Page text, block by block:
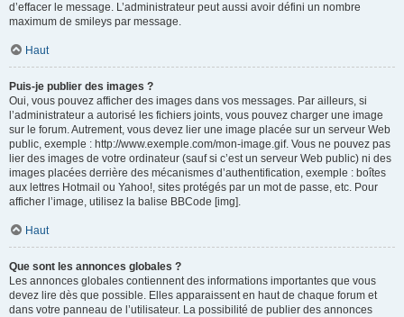
d’effacer le message. L’administrateur peut aussi avoir défini un nombre
maximum de smileys par message.
Haut
Puis-je publier des images ?
Oui, vous pouvez afficher des images dans vos messages. Par ailleurs, si
l’administrateur a autorisé les fichiers joints, vous pouvez charger une image
sur le forum. Autrement, vous devez lier une image placée sur un serveur Web
public, exemple : http://www.exemple.com/mon-image.gif. Vous ne pouvez pas
lier des images de votre ordinateur (sauf si c’est un serveur Web public) ni des
images placées derrière des mécanismes d’authentification, exemple : boîtes
aux lettres Hotmail ou Yahoo!, sites protégés par un mot de passe, etc. Pour
afficher l’image, utilisez la balise BBCode [img].
Haut
Que sont les annonces globales ?
Les annonces globales contiennent des informations importantes que vous
devez lire dès que possible. Elles apparaissent en haut de chaque forum et
dans votre panneau de l’utilisateur. La possibilité de publier des annonces